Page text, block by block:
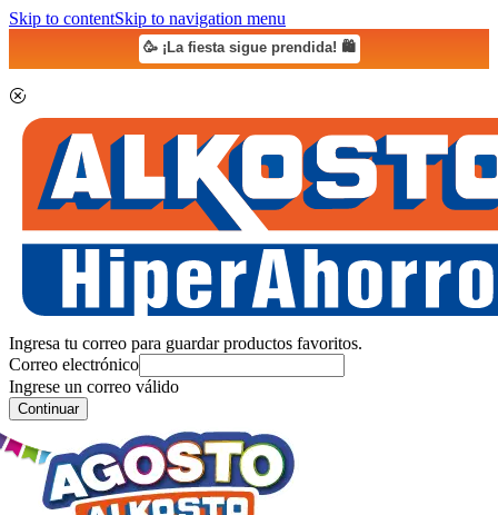
Skip to contentSkip to navigation menu
🥳 ¡La fiesta sigue prendida! 🛍️
Ingresa tu correo para guardar productos favoritos.
Correo electrónico
Ingrese un correo válido
Continuar